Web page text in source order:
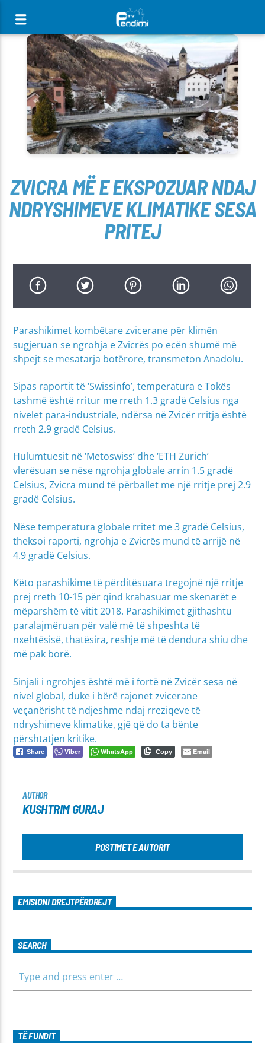
[There are no radio stations in the database]
ZVICRA MË E EKSPOZUAR NDAJ
NDRYSHIMEVE KLIMATIKE SESA
PRITEJ
Parashikimet kombëtare zvicerane për klimën
sugjeruan se ngrohja e Zvicrës po ecën shumë më
shpejt se mesatarja botërore, transmeton Anadolu.
Sipas raportit të ‘Swissinfo’, temperatura e Tokës
tashmë është rritur me rreth 1.3 gradë Celsius nga
nivelet para-industriale, ndërsa në Zvicër rritja është
rreth 2.9 gradë Celsius.
Hulumtuesit në ‘Metoswiss’ dhe ‘ETH Zurich’
vlerësuan se nëse ngrohja globale arrin 1.5 gradë
Celsius, Zvicra mund të përballet me një rritje prej 2.9
gradë Celsius.
Nëse temperatura globale rritet me 3 gradë Celsius,
theksoi raporti, ngrohja e Zvicrës mund të arrijë në
4.9 gradë Celsius.
Këto parashikime të përditësuara tregojnë një rritje
prej rreth 10-15 për qind krahasuar me skenarët e
mëparshëm të vitit 2018. Parashikimet gjithashtu
paralajmëruan për valë më të shpeshta të
nxehtësisë, thatësira, reshje më të dendura shiu dhe
më pak borë.
Sinjali i ngrohjes është më i fortë në Zvicër sesa në
nivel global, duke i bërë rajonet zvicerane
veçanërisht të ndjeshme ndaj rreziqeve të
ndryshimeve klimatike, gjë që do ta bënte
përshtatjen kritike.
Share Viber WhatsApp Copy Email
AUTHOR
KUSHTRIM GURAJ
POSTIMET E AUTORIT
EMISIONI DREJTPËRDREJT
SEARCH
TË FUNDIT